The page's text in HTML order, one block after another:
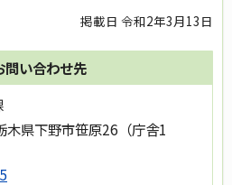
掲載日 令和2年3月13日
問い合わせ先
木県下野市笹原26（庁舎1